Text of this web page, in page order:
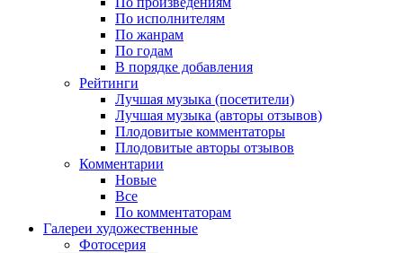
По исполнителям
По жанрам
По годам
В порядке добавления
Рейтинги
Лучшая музыка (посетители)
Лучшая музыка (авторы отзывов)
Плодовитые комментаторы
Плодовитые авторы отзывов
Комментарии
Новые
Все
По комментаторам
Галереи художественные
Фотосерия